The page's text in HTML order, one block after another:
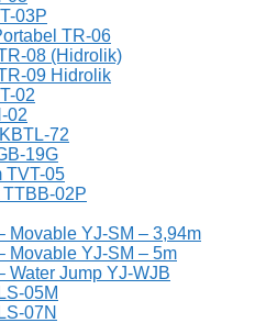
03P
TR-06
08 (Hidrolik)
09 Hidrolik
02
02
72
19G
TVT-05
02P
Movable YJ-SM – 3,94m
Movable YJ-SM – 5m
Water Jump YJ-WJB
05M
07N